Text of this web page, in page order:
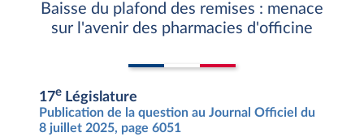
Baisse du plafond des remises : menace
sur l'avenir des pharmacies d'officine
17e Législature
Publication de la question au Journal Officiel du
8 juillet 2025, page 6051